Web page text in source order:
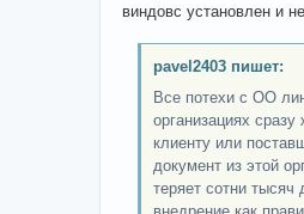
виндовс установлен и
pavel2403 пишет:
Все потехи с ОО
организациях
клиенту или
документ из этой
теряет сотни тысяч